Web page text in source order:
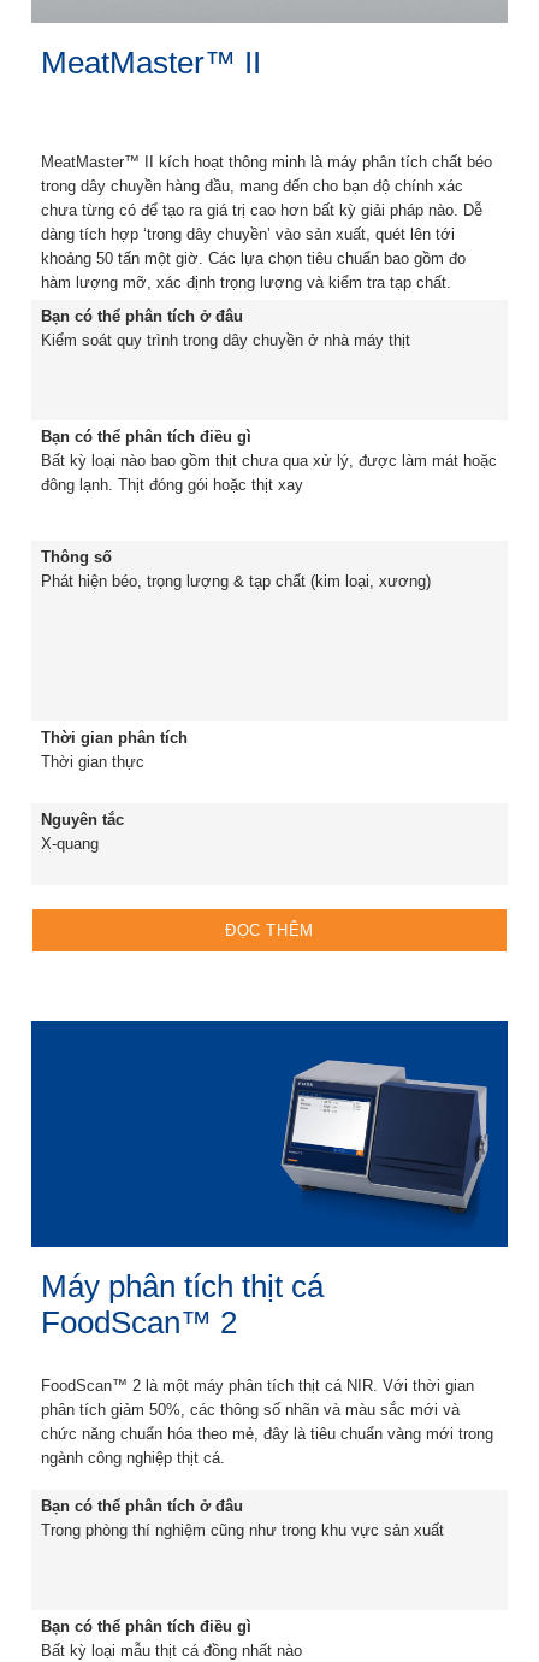
MeatMaster™ II
MeatMaster™ II kích hoạt thông minh là máy phân tích chất béo
trong dây chuyền hàng đầu, mang đến cho bạn độ chính xác
chưa từng có để tạo ra giá trị cao hơn bất kỳ giải pháp nào. Dễ
dàng tích hợp ‘trong dây chuyền’ vào sản xuất, quét lên tới
khoảng 50 tấn một giờ. Các lựa chọn tiêu chuẩn bao gồm đo
hàm lượng mỡ, xác định trọng lượng và kiểm tra tạp chất.
Bạn có thể phân tích ở đâu
Kiểm soát quy trình trong dây chuyền ở nhà máy thịt
Bạn có thể phân tích điều gì
Bất kỳ loại nào bao gồm thịt chưa qua xử lý, được làm mát hoặc
đông lạnh. Thịt đóng gói hoặc thịt xay
Thông số
Phát hiện béo, trọng lượng & tạp chất (kim loại, xương)
Thời gian phân tích
Thời gian thực
Nguyên tắc
X-quang
ĐỌC THÊM
Máy phân tích thịt cá
FoodScan™ 2
FoodScan™ 2 là một máy phân tích thịt cá NIR. Với thời gian
phân tích giảm 50%, các thông số nhãn và màu sắc mới và
chức năng chuẩn hóa theo mẻ, đây là tiêu chuẩn vàng mới trong
ngành công nghiệp thịt cá.
Bạn có thể phân tích ở đâu
Trong phòng thí nghiệm cũng như trong khu vực sản xuất
Bạn có thể phân tích điều gì
Bất kỳ loại mẫu thịt cá đồng nhất nào